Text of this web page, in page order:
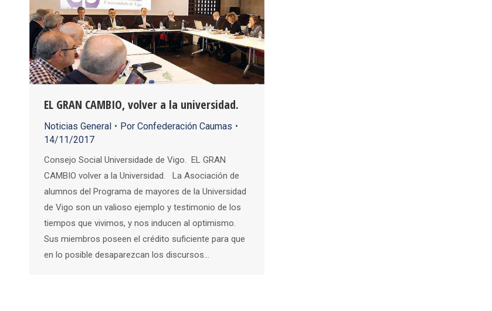
EL GRAN CAMBIO, volver a la universidad.
Noticias General Por Confederación Caumas
14/11/2017
Consejo Social Universidade de Vigo. EL GRAN
CAMBIO volver a la Universidad. La Asociación de
alumnos del Programa de mayores de la Universidad
de Vigo son un valioso ejemplo y testimonio de los
tiempos que vivimos, y nos inducen al optimismo.
Sus miembros poseen el crédito suficiente para que
en lo posible desaparezcan los discursos…